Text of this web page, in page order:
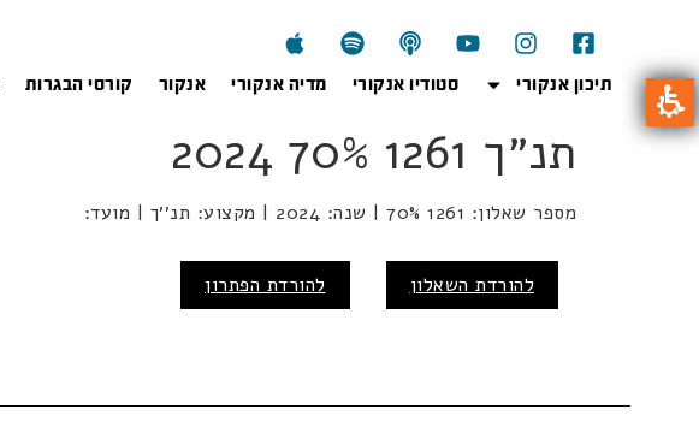
תיכון אנקורי סטודיו אנקורי מדיה אנקורי אנקור קורסי הבגרות
תנ״ך 1261 70% 2024
מספר שאלון: 1261 70% | שנה: 2024 | מקצוע: תנ׳׳ך | מועד:
להורדת השאלון להורדת הפתרון